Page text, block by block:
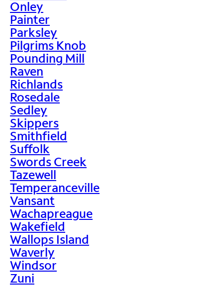
Onley
Painter
Parksley
Pilgrims Knob
Pounding Mill
Raven
Richlands
Rosedale
Sedley
Skippers
Smithfield
Suffolk
Swords Creek
Tazewell
Temperanceville
Vansant
Wachapreague
Wakefield
Wallops Island
Waverly
Windsor
Zuni